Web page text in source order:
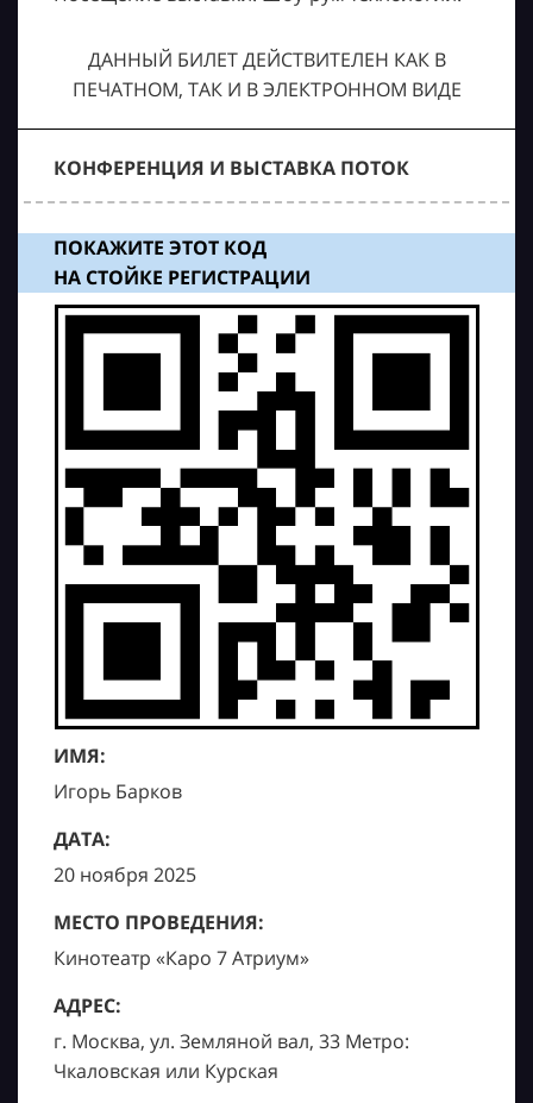
ДАННЫЙ БИЛЕТ ДЕЙСТВИТЕЛЕН КАК В
ПЕЧАТНОМ, ТАК И В ЭЛЕКТРОННОМ ВИДЕ
КОНФЕРЕНЦИЯ И ВЫСТАВКА ПОТОК
ПОКАЖИТЕ ЭТОТ КОД
НА СТОЙКЕ РЕГИСТРАЦИИ
ИМЯ:
Игорь Барков
ДАТА:
20 ноября 2025
МЕСТО ПРОВЕДЕНИЯ:
Кинотеатр «Каро 7 Атриум»
АДРЕС:
г. Москва, ул. Земляной вал, 33 Метро:
Чкаловская или Курская